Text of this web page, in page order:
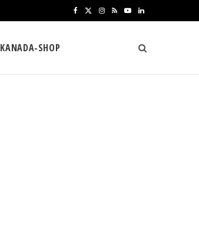
e w
I
t
R Y
T
L
n
k
KANADA-SHOP